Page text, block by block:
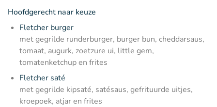
Hoofdgerecht naar keuze
Fletcher burger
met gegrilde runderburger, burger bun, cheddarsaus,
tomaat, augurk, zoetzure ui, little gem,
tomatenketchup en frites
Fletcher saté
met gegrilde kipsaté, satésaus, gefrituurde uitjes,
kroepoek, atjar en frites